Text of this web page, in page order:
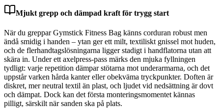
Mjukt grepp och dämpad kraft för trygg start
När du greppar Gymstick Fitness Bag känns corduran robust men
ändå smidig i handen – ytan ger ett milt, textiliskt gnissel mot huden,
och de flerhandtagslösningarna ligger stadigt i handflatorna utan att
skära in. Under ett axelpress-pass märks den mjuka fyllningen
tydligt: varje repetition dämpar stötarna mot underarmarna, och det
uppstår varken hårda kanter eller obekväma tryckpunkter. Doften är
diskret, mer neutral textil än plast, och ljudet vid nedsättning är dovt
och dämpat. Dock kan det första monteringsmomentet kännas
pilligt, särskilt när sanden ska på plats.